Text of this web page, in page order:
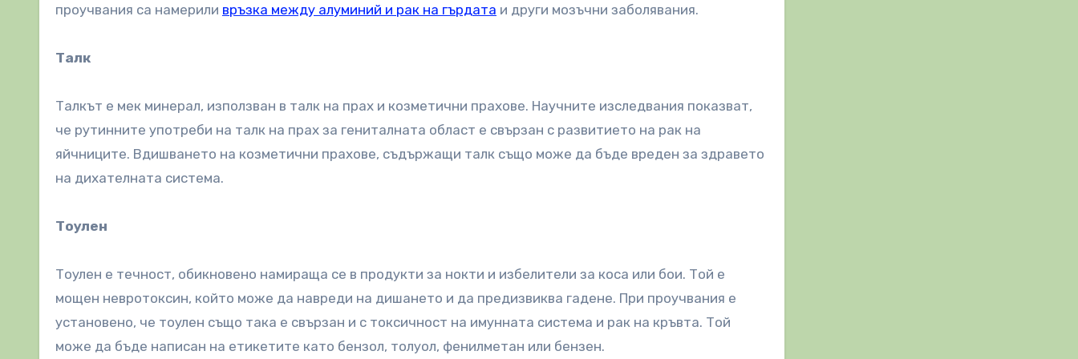
проучвания са намерили връзка между алуминий и рак на гърдата и други мозъчни заболявания.
Талк
Талкът е мек минерал, използван в талк на прах и козметични прахове. Научните изследвания показват,
че рутинните употреби на талк на прах за гениталната област е свързан с развитието на рак на
яйчниците. Вдишването на козметични прахове, съдържащи талк също може да бъде вреден за здравето
на дихателната система.
Тоулен
Тоулен е течност, обикновено намираща се в продукти за нокти и избелители за коса или бои. Той е
мощен невротоксин, който може да навреди на дишането и да предизвиква гадене. При проучвания е
установено, че тоулен също така е свързан и с токсичност на имунната система и рак на кръвта. Той
може да бъде написан на етикетите като бензол, толуол, фенилметан или бензен.